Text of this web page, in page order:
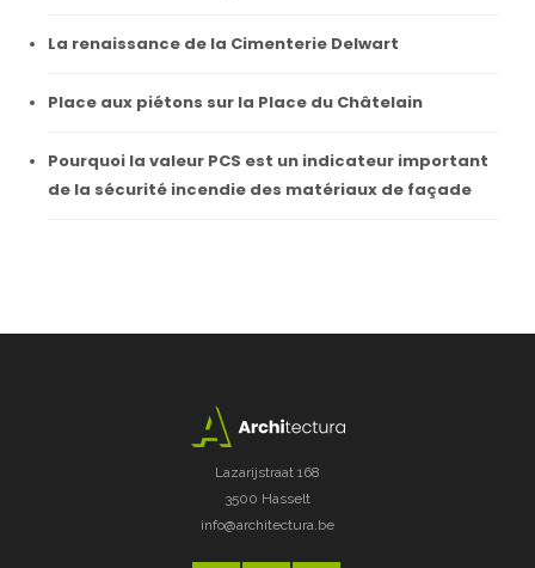
La renaissance de la Cimenterie Delwart
Place aux piétons sur la Place du Châtelain
Pourquoi la valeur PCS est un indicateur important
de la sécurité incendie des matériaux de façade
Lazarijstraat 168
3500 Hasselt
info@architectura.be